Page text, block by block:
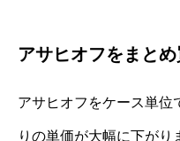
アサヒオフをまと
アサヒオフをケース単位
りの単価が大幅に下がり